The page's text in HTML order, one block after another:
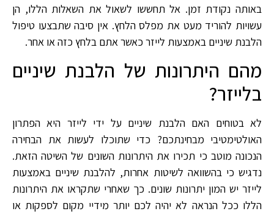
באותה נקודת זמן. אל תחששו לשאול את השאלות הללו, הן
עשויות להוריד מעט את מפלס הלחץ. אין סיבה שתבצעו טיפול
הלבנת שיניים באמצעות לייזר כאשר אתם בלחץ כזה או אחר.
מהם היתרונות של הלבנת שיניים
בלייזר?
לא בטוחים האם הלבנת שיניים על ידי לייזר היא הפתרון
האולטימטיבי מבחינתכם? כדי שתוכלו לעשות את הבחירה
הנכונה מוטב כי תכירו את היתרונות השונים של השיטה הזאת.
נדגיש כי בהשוואה לשיטות אחרות, להלבנת שיניים באמצעות
לייזר יש המון יתרונות שונים. כך שאחרי שתקראו את היתרונות
הללו ככל הנראה לא יהיה לכם יותר מידיי מקום לספקות או